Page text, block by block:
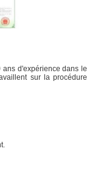
d'expérience dans le
sur la procédure